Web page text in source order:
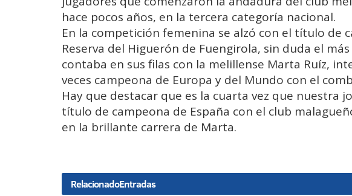
hace pocos años, en la tercera categoría nacional.
En la competición femenina se alzó con el título de
Reserva del Higuerón de Fuengirola, sin duda el
contaba en sus filas con la melillense Marta Ruíz,
veces campeona de Europa y del Mundo con el
Hay que destacar que es la cuarta vez que nuestra
título de campeona de España con el club
en la brillante carrera de Marta.
RelacionadoEntradas